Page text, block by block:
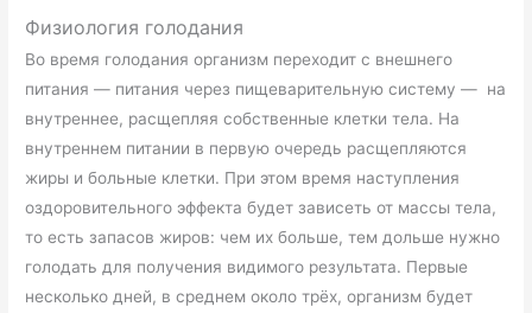
Физиология голодания
Во время голодания организм переходит с внешнего
питания — питания через пищеварительную систему — на
внутреннее, расщепляя собственные клетки тела. На
внутреннем питании в первую очередь расщепляются
жиры и больные клетки. При этом время наступления
оздоровительного эффекта будет зависеть от массы тела,
то есть запасов жиров: чем их больше, тем дольше нужно
голодать для получения видимого результата. Первые
несколько дней, в среднем около трёх, организм будет